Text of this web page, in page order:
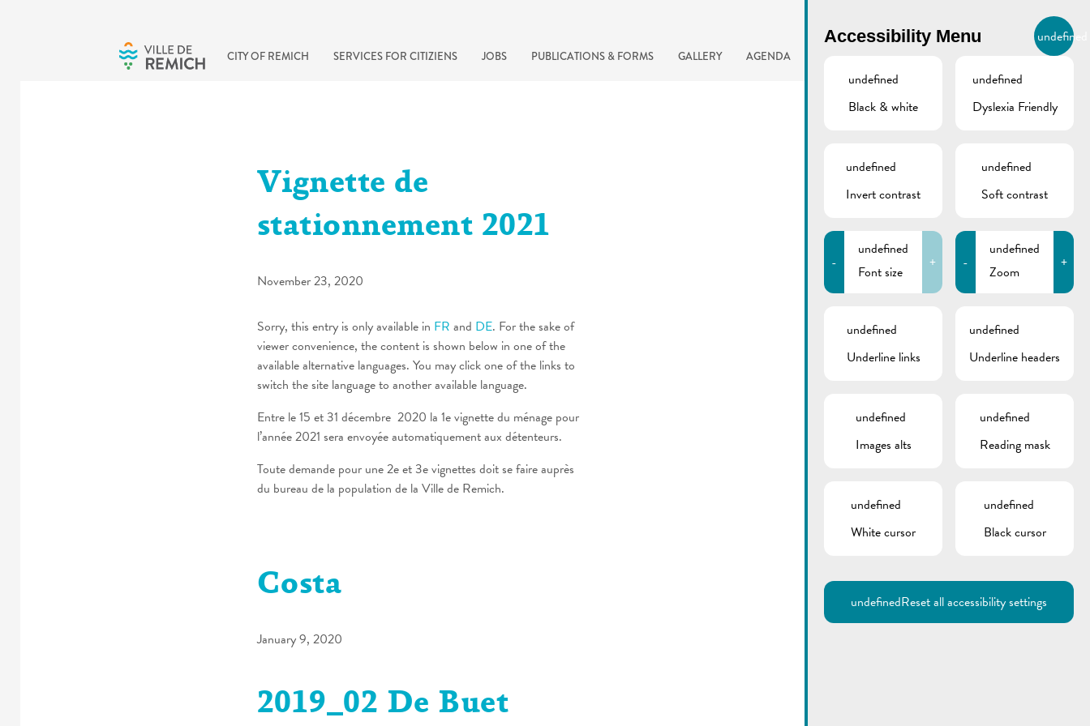
CITY OF REMICH SERVICES FOR CITIZIENS JOBS PUBLICATIONS & FORMS GALLERY AGENDA EN
BIERGER.REMICH.LU
Vignette de
stationnement 2021
November 23, 2020
Sorry, this entry is only available in FR and DE. For the sake of
viewer convenience, the content is shown below in one of the
available alternative languages. You may click one of the links to
switch the site language to another available language.
Entre le 15 et 31 décembre 2020 la 1e vignette du ménage pour
l’année 2021 sera envoyée automatiquement aux détenteurs.
Toute demande pour une 2e et 3e vignettes doit se faire auprès
du bureau de la population de la Ville de Remich.
Costa
January 9, 2020
2019_02 De Buet
Accessibility Menu undefined
undefined
Black & white
undefined
Dyslexia Friendly
undefined
Invert contrast
undefined
Soft contrast
-
undefined
Font size
+ -
undefined
Zoom
+
undefined
Underline links
undefined
Underline headers
undefined
Images alts
undefined
Reading mask
undefined
White cursor
undefined
Black cursor
undefinedReset all accessibility settings